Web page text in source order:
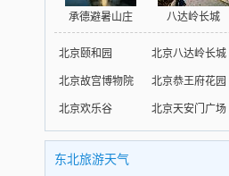
承德避暑山庄 八达岭长城
北京颐和园 北京八达岭长城
北京故宫博物院 北京恭王府花园
北京欢乐谷 北京天安门广场
东北旅游天气